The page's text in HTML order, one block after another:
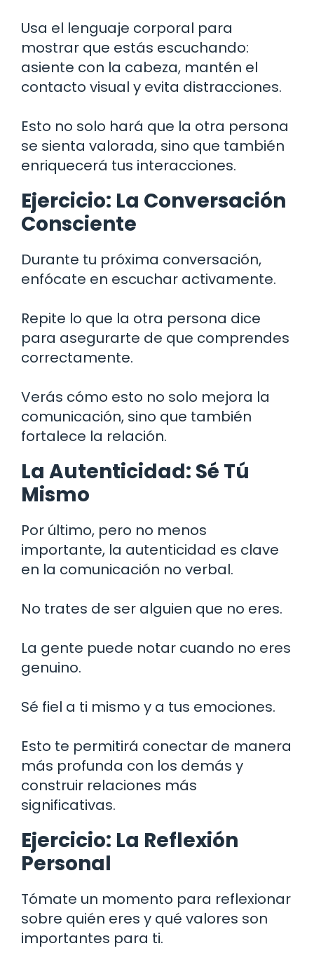
Usa el lenguaje corporal para
mostrar que estás escuchando:
asiente con la cabeza, mantén el
contacto visual y evita distracciones.
Esto no solo hará que la otra persona
se sienta valorada, sino que también
enriquecerá tus interacciones.
Ejercicio: La Conversación
Consciente
Durante tu próxima conversación,
enfócate en escuchar activamente.
Repite lo que la otra persona dice
para asegurarte de que comprendes
correctamente.
Verás cómo esto no solo mejora la
comunicación, sino que también
fortalece la relación.
La Autenticidad: Sé Tú
Mismo
Por último, pero no menos
importante, la autenticidad es clave
en la comunicación no verbal.
No trates de ser alguien que no eres.
La gente puede notar cuando no eres
genuino.
Sé fiel a ti mismo y a tus emociones.
Esto te permitirá conectar de manera
más profunda con los demás y
construir relaciones más
significativas.
Ejercicio: La Reflexión
Personal
Tómate un momento para reflexionar
sobre quién eres y qué valores son
importantes para ti.